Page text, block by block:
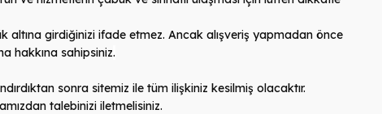
altına girdiğinizi ifade etmez. Ancak alışveriş yapmadan önce
hakkına sahipsiniz.
sonra sitemiz ile tüm ilişkiniz kesilmiş olacaktır.
talebinizi iletmelisiniz.